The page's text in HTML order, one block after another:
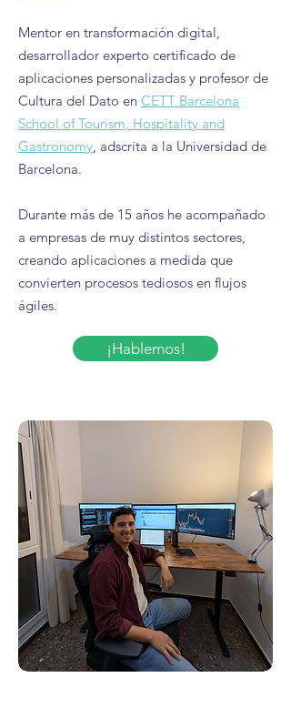
Mentor en transformación digital,
desarrollador experto certificado de
aplicaciones personalizadas y profesor de
Cultura del Dato en CETT Barcelona
School of Tourism, Hospitality and
Gastronomy, adscrita a la Universidad de
Barcelona.
Durante más de 15 años he acompañado
a empresas de muy distintos sectores,
creando aplicaciones a medida que
convierten procesos tediosos en flujos
ágiles.
¡Hablemos!